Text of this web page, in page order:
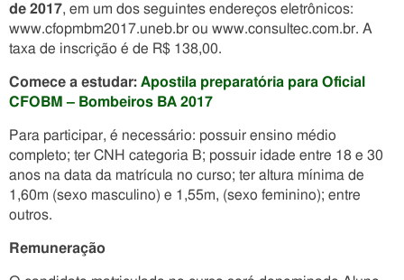
de 2017, em um dos seguintes endereços eletrônicos:
www.cfopmbm2017.uneb.br ou www.consultec.com.br. A
taxa de inscrição é de R$ 138,00.
Comece a estudar: Apostila preparatória para Oficial
CFOBM – Bombeiros BA 2017
Para participar, é necessário: possuir ensino médio
completo; ter CNH categoria B; possuir idade entre 18 e 30
anos na data da matrícula no curso; ter altura mínima de
1,60m (sexo masculino) e 1,55m, (sexo feminino); entre
outros.
Remuneração